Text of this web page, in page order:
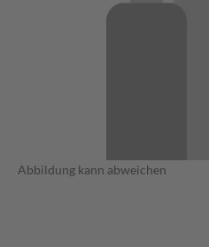
Abbildung kann abweichen